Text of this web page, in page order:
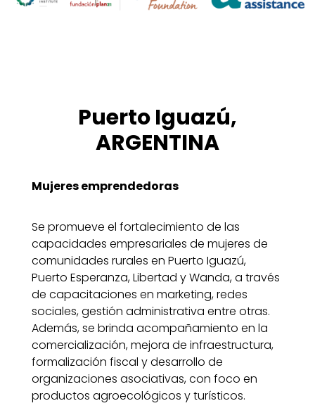
Puerto Iguazú,
ARGENTINA
Mujeres emprendedoras
Se promueve el fortalecimiento de las
capacidades empresariales de mujeres de
comunidades rurales en Puerto Iguazú,
Puerto Esperanza, Libertad y Wanda, a través
de capacitaciones en marketing, redes
sociales, gestión administrativa entre otras.
Además, se brinda acompañamiento en la
comercialización, mejora de infraestructura,
formalización fiscal y desarrollo de
organizaciones asociativas, con foco en
productos agroecológicos y turísticos.